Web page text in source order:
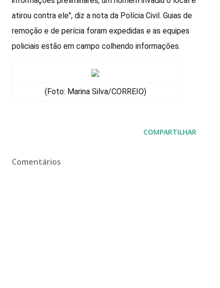
atirou contra ele", diz a nota da Polícia Civil. Guias de
remoção e de perícia foram expedidas e as equipes
policiais estão em campo colhendo informações.
(Foto: Marina Silva/CORREIO)
COMPARTILHAR
Comentários